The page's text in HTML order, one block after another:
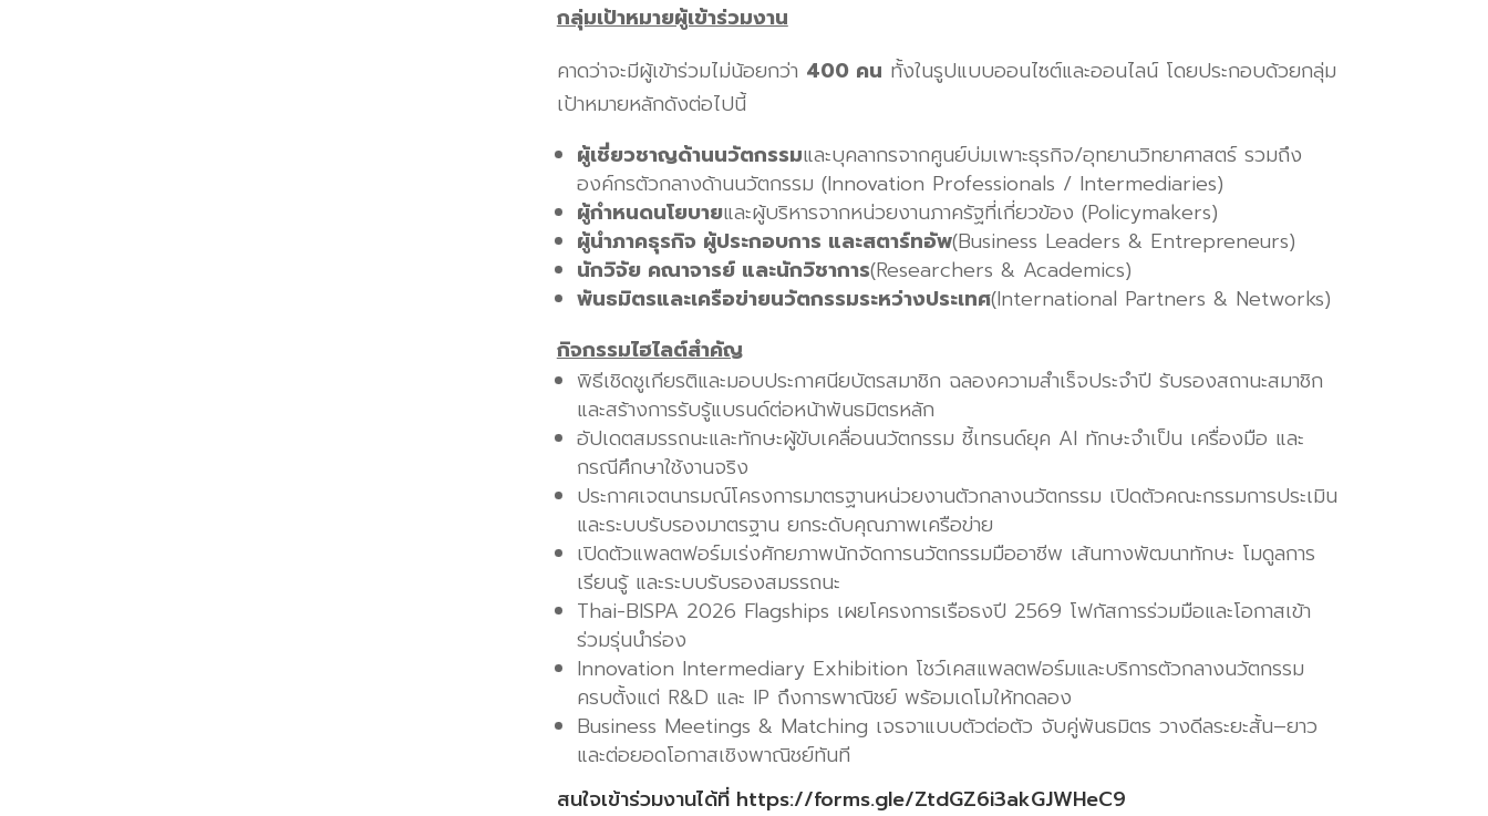
กลุ่มเป้าหมายผู้เข้าร่วมงาน
คาดว่าจะมีผู้เข้าร่วมไม่น้อยกว่า 400 คน ทั้งในรูปแบบออนไซต์และออนไลน์ โดยประกอบด้วยกลุ่ม
เป้าหมายหลักดังต่อไปนี้
ผู้เชี่ยวชาญด้านนวัตกรรมและบุคลากรจากศูนย์บ่มเพาะธุรกิจ/อุทยานวิทยาศาสตร์ รวมถึง
องค์กรตัวกลางด้านนวัตกรรม (Innovation Professionals / Intermediaries)
ผู้กำหนดนโยบายและผู้บริหารจากหน่วยงานภาครัฐที่เกี่ยวข้อง (Policymakers)
ผู้นำภาคธุรกิจ ผู้ประกอบการ และสตาร์ทอัพ(Business Leaders & Entrepreneurs)
นักวิจัย คณาจารย์ และนักวิชาการ(Researchers & Academics)
พันธมิตรและเครือข่ายนวัตกรรมระหว่างประเทศ(International Partners & Networks)
กิจกรรมไฮไลต์สำคัญ
พิธีเชิดชูเกียรติและมอบประกาศนียบัตรสมาชิก ฉลองความสำเร็จประจำปี รับรองสถานะสมาชิก
และสร้างการรับรู้แบรนด์ต่อหน้าพันธมิตรหลัก
อัปเดตสมรรถนะและทักษะผู้ขับเคลื่อนนวัตกรรม ชี้เทรนด์ยุค AI ทักษะจำเป็น เครื่องมือ และ
กรณีศึกษาใช้งานจริง
ประกาศเจตนารมณ์โครงการมาตรฐานหน่วยงานตัวกลางนวัตกรรม เปิดตัวคณะกรรมการประเมิน
และระบบรับรองมาตรฐาน ยกระดับคุณภาพเครือข่าย
เปิดตัวแพลตฟอร์มเร่งศักยภาพนักจัดการนวัตกรรมมืออาชีพ เส้นทางพัฒนาทักษะ โมดูลการ
เรียนรู้ และระบบรับรองสมรรถนะ
Thai-BISPA 2026 Flagships เผยโครงการเรือธงปี 2569 โฟกัสการร่วมมือและโอกาสเข้า
ร่วมรุ่นนำร่อง
Innovation Intermediary Exhibition โชว์เคสแพลตฟอร์มและบริการตัวกลางนวัตกรรม
ครบตั้งแต่ R&D และ IP ถึงการพาณิชย์ พร้อมเดโมให้ทดลอง
Business Meetings & Matching เจรจาแบบตัวต่อตัว จับคู่พันธมิตร วางดีลระยะสั้น–ยาว
และต่อยอดโอกาสเชิงพาณิชย์ทันที
สนใจเข้าร่วมงานได้ที่ https://forms.gle/ZtdGZ6i3akGJWHeC9